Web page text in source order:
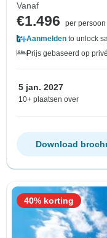
Vanaf
€1.496
per persoon
Aanmelden to unlock
Prijs gebaseerd op
5 jan. 2027
10+ plaatsen over
Download
40% korting